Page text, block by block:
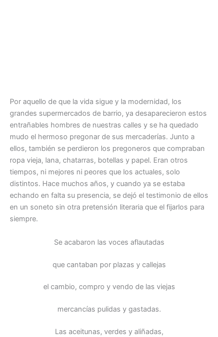
Por aquello de que la vida sigue y la modernidad, los
grandes supermercados de barrio, ya desaparecieron estos
entrañables hombres de nuestras calles y se ha quedado
mudo el hermoso pregonar de sus mercaderías. Junto a
ellos, también se perdieron los pregoneros que compraban
ropa vieja, lana, chatarras, botellas y papel. Eran otros
tiempos, ni mejores ni peores que los actuales, solo
distintos. Hace muchos años, y cuando ya se estaba
echando en falta su presencia, se dejó el testimonio de ellos
en un soneto sin otra pretensión literaria que el fijarlos para
siempre.
Se acabaron las voces aflautadas
que cantaban por plazas y callejas
el cambio, compro y vendo de las viejas
mercancías pulidas y gastadas.
Las aceitunas, verdes y aliñadas,